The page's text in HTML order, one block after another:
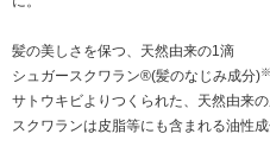
髪の美しさを保つ、天然由来の1滴
シュガースクワラン®(髪のなじみ成分)
サトウキビよりつくられた、天然由来の
スクワランは皮脂等にも含まれる油性